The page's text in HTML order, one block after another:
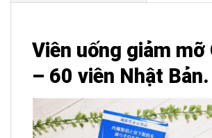
Viên uống giảm mỡ
– 60 viên Nhật Bản.